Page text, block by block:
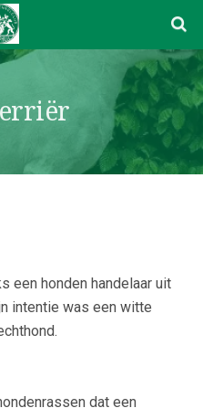
een honden handelaar uit
intentie was een witte
dat een